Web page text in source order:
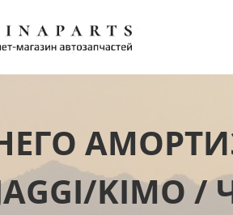
KIMO